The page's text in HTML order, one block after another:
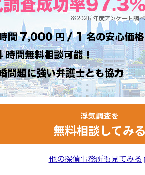
浮気調査を
無料相談してみる
他の探偵事務所も見てみる